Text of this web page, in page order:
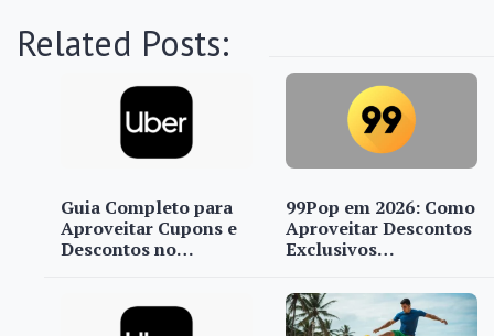
Related Posts:
Guia Completo para
Aproveitar Cupons e
Descontos no…
99Pop em 2026: Como
Aproveitar Descontos
Exclusivos…